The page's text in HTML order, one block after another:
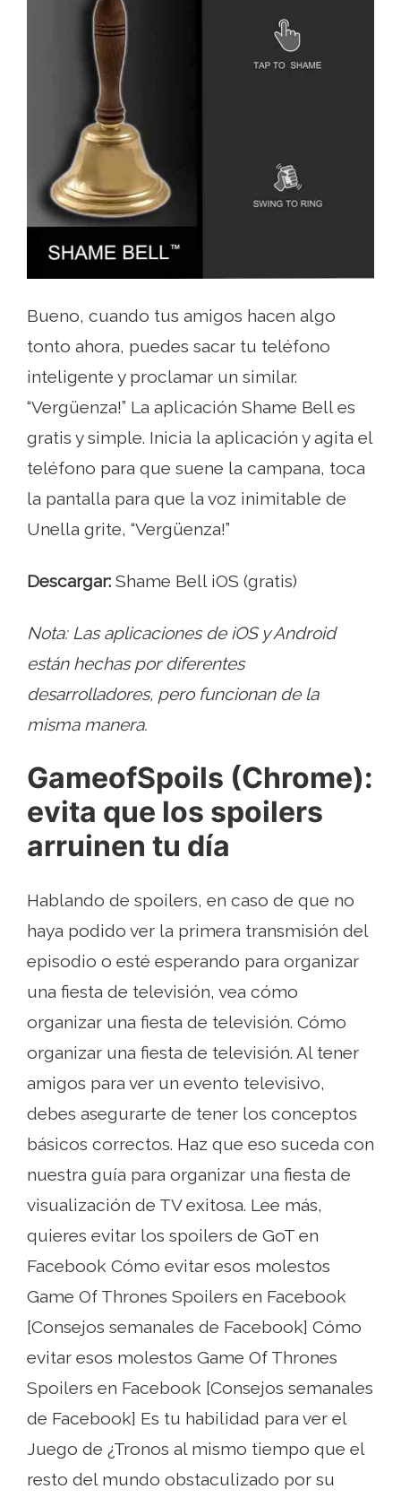
Bueno, cuando tus amigos hacen algo
tonto ahora, puedes sacar tu teléfono
inteligente y proclamar un similar.
“Vergüenza!” La aplicación Shame Bell es
gratis y simple. Inicia la aplicación y agita el
teléfono para que suene la campana, toca
la pantalla para que la voz inimitable de
Unella grite, “Vergüenza!”
Descargar: Shame Bell iOS (gratis)
Nota: Las aplicaciones de iOS y Android
están hechas por diferentes
desarrolladores, pero funcionan de la
misma manera.
GameofSpoils (Chrome):
evita que los spoilers
arruinen tu día
Hablando de spoilers, en caso de que no
haya podido ver la primera transmisión del
episodio o esté esperando para organizar
una fiesta de televisión, vea cómo
organizar una fiesta de televisión. Cómo
organizar una fiesta de televisión. Al tener
amigos para ver un evento televisivo,
debes asegurarte de tener los conceptos
básicos correctos. Haz que eso suceda con
nuestra guía para organizar una fiesta de
visualización de TV exitosa. Lee más,
quieres evitar los spoilers de GoT en
Facebook Cómo evitar esos molestos
Game Of Thrones Spoilers en Facebook
[Consejos semanales de Facebook] Cómo
evitar esos molestos Game Of Thrones
Spoilers en Facebook [Consejos semanales
de Facebook] Es tu habilidad para ver el
Juego de ¿Tronos al mismo tiempo que el
resto del mundo obstaculizado por su